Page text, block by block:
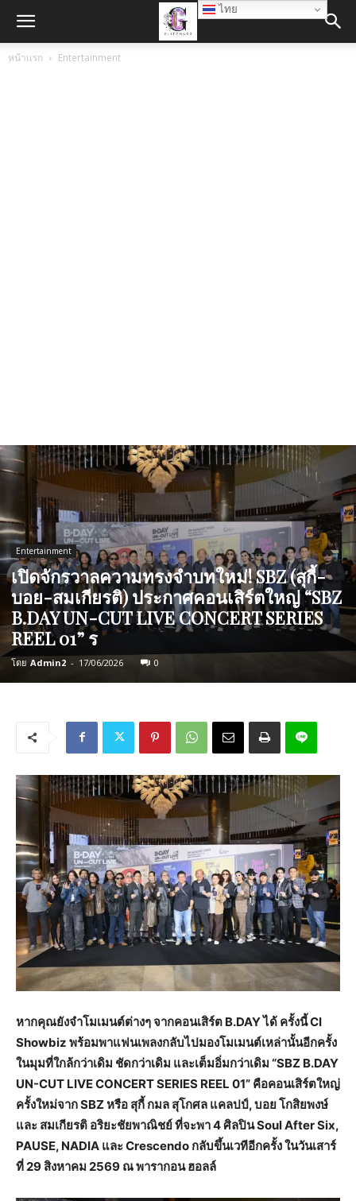
หน้าแรก Entertainment
Entertainment
เปิดจักรวาลความทรงจำบทใหม่! SBZ (สุกี้-
บอย-สมเกียรติ) ประกาศคอนเสิร์ตใหญ่ “SBZ
B.DAY UN-CUT LIVE CONCERT SERIES
REEL 01” ร
โดย Admin2 - 17/06/2026 0
หากคุณยังจำโมเมนต์ต่างๆ จากคอนเสิร์ต B.DAY ได้ ครั้งนี้ CI
Showbiz พร้อมพาแฟนเพลงกลับไปมองโมเมนต์เหล่านั้นอีกครั้ง
ในมุมที่ใกล้กว่าเดิม ชัดกว่าเดิม และเต็มอิ่มกว่าเดิม “SBZ B.DAY
UN-CUT LIVE CONCERT SERIES REEL 01” คือคอนเสิร์ตใหญ่
ครั้งใหม่จาก SBZ หรือ สุกี้ กมล สุโกศล แคลปป์, บอย โกสิยพงษ์
และ สมเกียรติ อริยะชัยพาณิชย์ ที่จะพา 4 ศิลปิน Soul After Six,
PAUSE, NADIA และ Crescendo กลับขึ้นเวทีอีกครั้ง ในวันเสาร์
ที่ 29 สิงหาคม 2569 ณ พารากอน ฮอลล์
ไทย